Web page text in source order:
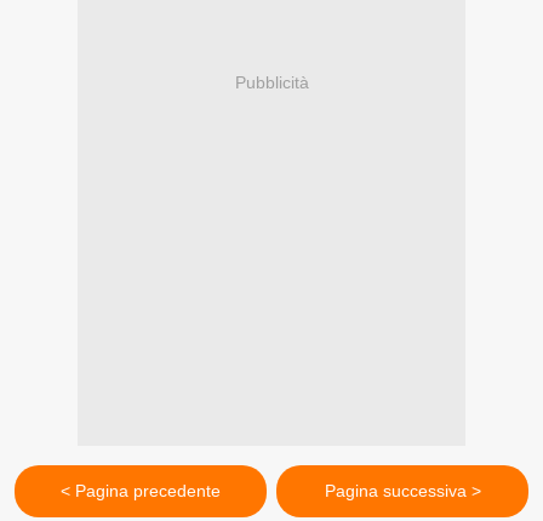
Pubblicità
< Pagina precedente Pagina successiva >